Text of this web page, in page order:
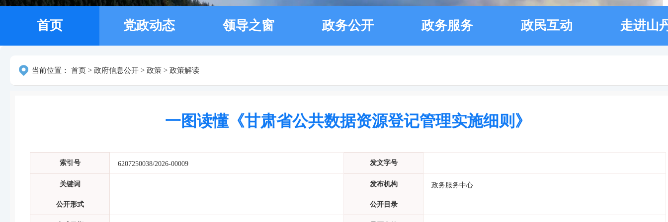
首页 党政动态 领导之窗 政务公开 政务服务 政民互动 走进山
当前位置： 首页 > 政府信息公开 > 政策 > 政策解读
一图读懂《甘肃省公共数据资源登记管理实施细则》
索引号 6207250038/2026-00009 发文字号
关键词 发布机构 政务服务中心
公开形式 公开目录